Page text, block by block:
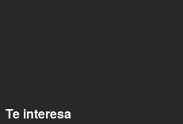
Te interesa